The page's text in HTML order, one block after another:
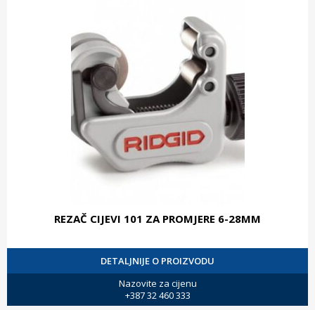
REZAČ CIJEVI 101 ZA PROMJERE 6-28MM
DETALJNIJE O PROIZVODU
Nazovite za cijenu
+387 32 460 333